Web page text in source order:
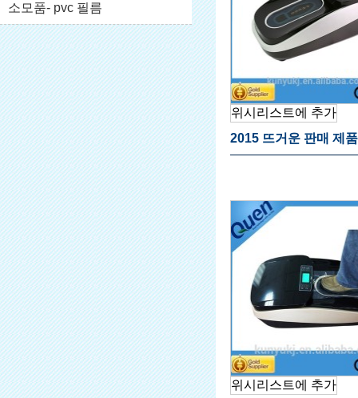
소모품- pvc 필름
위시리스트에 추가
2015 뜨거운 판매 제
위시리스트에 추가